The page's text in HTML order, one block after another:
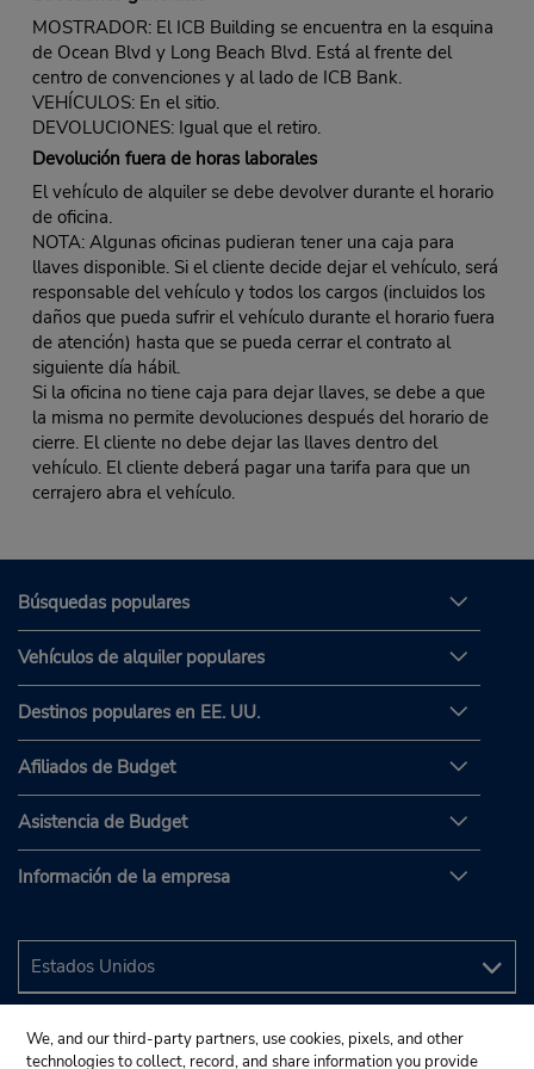
MOSTRADOR: El ICB Building se encuentra en la esquina
de Ocean Blvd y Long Beach Blvd. Está al frente del
centro de convenciones y al lado de ICB Bank.
VEHÍCULOS: En el sitio.
DEVOLUCIONES: Igual que el retiro.
Devolución fuera de horas laborales
El vehículo de alquiler se debe devolver durante el horario
de oficina.
NOTA: Algunas oficinas pudieran tener una caja para
llaves disponible. Si el cliente decide dejar el vehículo, será
responsable del vehículo y todos los cargos (incluidos los
daños que pueda sufrir el vehículo durante el horario fuera
de atención) hasta que se pueda cerrar el contrato al
siguiente día hábil.
Si la oficina no tiene caja para dejar llaves, se debe a que
la misma no permite devoluciones después del horario de
cierre. El cliente no debe dejar las llaves dentro del
vehículo. El cliente deberá pagar una tarifa para que un
cerrajero abra el vehículo.
Búsquedas populares
Vehículos de alquiler populares
Destinos populares en EE. UU.
Afiliados de Budget
Asistencia de Budget
Información de la empresa
We, and our third-party partners, use cookies, pixels, and other
technologies to collect, record, and share information you provide